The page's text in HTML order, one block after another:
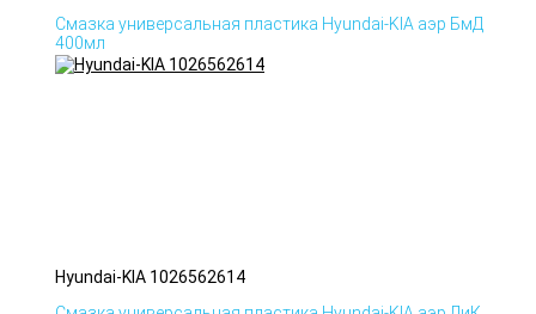
Смазка универсальная пластика Hyundai-KIA аэр БмД
400мл
Hyundai-KIA 1026562614